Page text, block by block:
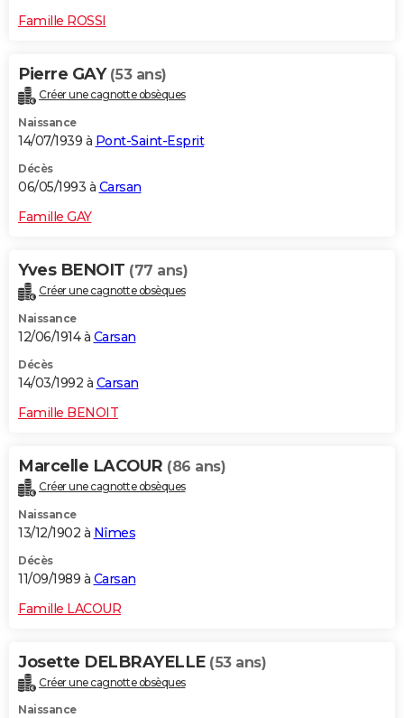
Famille ROSSI
Pierre GAY (53 ans)
Créer une cagnotte obsèques
Naissance
14/07/1939 à Pont-Saint-Esprit
Décès
06/05/1993 à Carsan
Famille GAY
Yves BENOIT (77 ans)
Créer une cagnotte obsèques
Naissance
12/06/1914 à Carsan
Décès
14/03/1992 à Carsan
Famille BENOIT
Marcelle LACOUR (86 ans)
Créer une cagnotte obsèques
Naissance
13/12/1902 à Nîmes
Décès
11/09/1989 à Carsan
Famille LACOUR
Josette DELBRAYELLE (53 ans)
Créer une cagnotte obsèques
Naissance